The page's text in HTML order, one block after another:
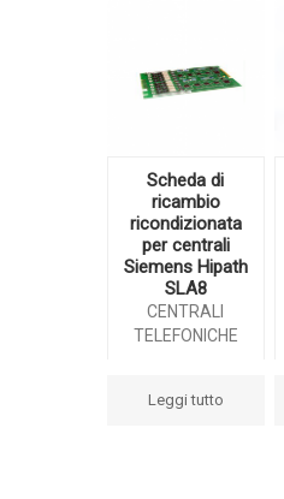
Scheda di
ricambio
ricondizionata
per centrali
Siemens Hipath
SLA8
CENTRALI
TELEFONICHE
Leggi tutto